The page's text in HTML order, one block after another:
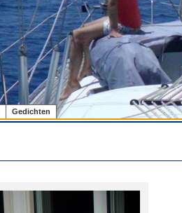
Gedichten